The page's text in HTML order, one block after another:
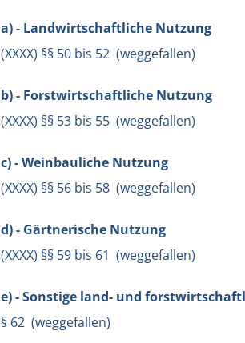
a) - Landwirtschaftliche Nutzung
(XXXX) §§ 50 bis 52 (weggefallen)
b) - Forstwirtschaftliche Nutzung
(XXXX) §§ 53 bis 55 (weggefallen)
c) - Weinbauliche Nutzung
(XXXX) §§ 56 bis 58 (weggefallen)
d) - Gärtnerische Nutzung
(XXXX) §§ 59 bis 61 (weggefallen)
e) - Sonstige land- und
§ 62 (weggefallen)